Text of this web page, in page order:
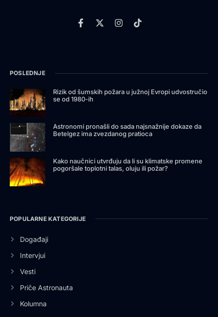
POSLEDNJE
Rizik od šumskih požara u južnoj Evropi udvostručio
se od 1980-ih
Astronomi pronašli do sada najsnažnije dokaze da
Betelgez ima zvezdanog pratioca
Kako naučnici utvrđuju da li su klimatske promene
pogoršale toplotni talas, oluju ili požar?
POPULARNE KATEGORIJE
Događaji
Intervjui
Vesti
Priče Astronauta
Kolumna